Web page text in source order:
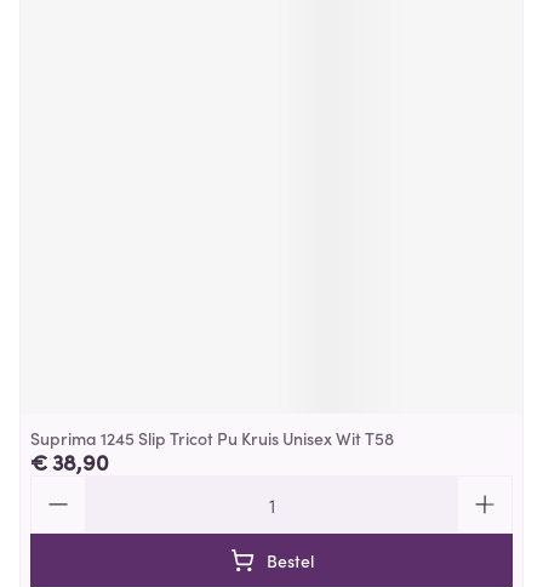
Suprima 1245 Slip Tricot Pu Kruis Unisex Wit T58
€ 38,90
Bestel